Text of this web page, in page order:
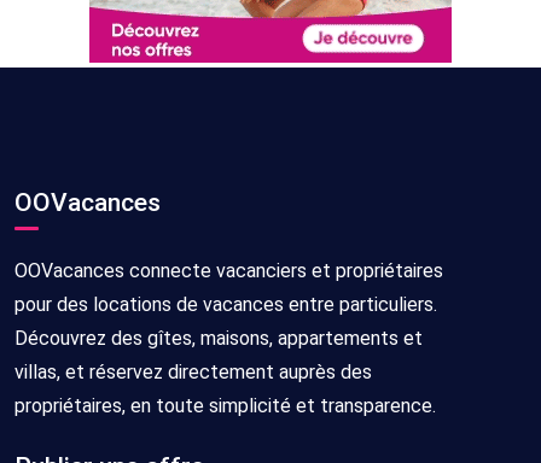
OOVacances
OOVacances connecte vacanciers et propriétaires
pour des locations de vacances entre particuliers.
Découvrez des gîtes, maisons, appartements et
villas, et réservez directement auprès des
propriétaires, en toute simplicité et transparence.